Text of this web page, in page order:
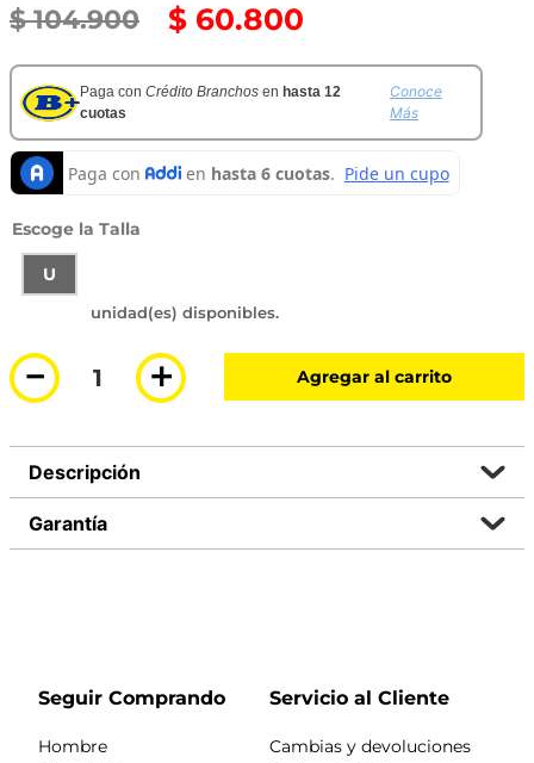
$ 104.900 $ 60.800
Paga con Crédito Branchos en hasta 12
cuotas
Conoce
Más
Talla
U
＋
－ Agregar al carrito
Descripción
Garantía
Seguir Comprando
Hombre
Servicio al Cliente
Cambias y devoluciones